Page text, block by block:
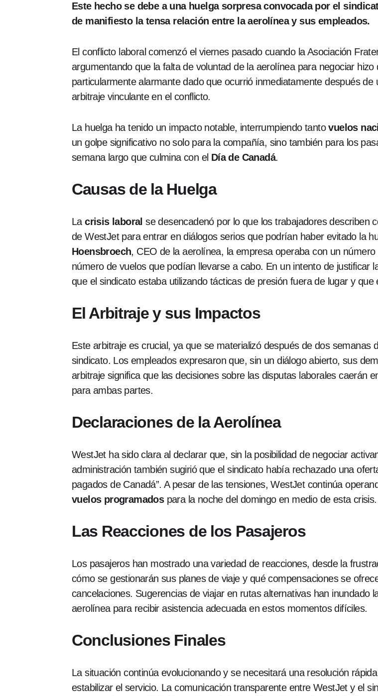
Este hecho se debe a una huelga sorpresa convocada por el
de manifiesto la tensa relación entre la aerolínea y sus empleados.
El conflicto laboral comenzó el viernes pasado cuando la Asociación
argumentando que la falta de voluntad de la aerolínea para negociar
particularmente alarmante dado que ocurrió inmediatamente después
arbitraje vinculante en el conflicto.
La huelga ha tenido un impacto notable, interrumpiendo tantovuelos
un golpe significativo no solo para la compañía, sino también para los
semana largo que culmina con el Día de Canadá.
Causas de la Huelga
Lacrisis laboral se desencadenó por lo que los trabajadores describen
de WestJet para entrar en diálogos serios que podrían haber evitado la
Hoensbroech, CEO de la aerolínea, la empresa operaba con un
número de vuelos que podían llevarse a cabo. En un intento de justificar
que el sindicato estaba utilizando tácticas de presión fuera de lugar y
El Arbitraje y sus Impactos
Este arbitraje es crucial, ya que se materializó después de dos semanas
sindicato. Los empleados expresaron que, sin un diálogo abierto, sus
arbitraje significa que las decisiones sobre las disputas laborales caerán
para ambas partes.
Declaraciones de la Aerolínea
WestJet ha sido clara al declarar que, sin la posibilidad de negociar
administración también sugirió que el sindicato había rechazado una
pagados de Canadá”. A pesar de las tensiones, WestJet continúa
vuelos programadospara la noche del domingo en medio de esta crisis.
Las Reacciones de los Pasajeros
Los pasajeros han mostrado una variedad de reacciones, desde la
cómo se gestionarán sus planes de viaje y qué compensaciones se
cancelaciones. Sugerencias de viajar en rutas alternativas han inundado
aerolínea para recibir asistencia adecuada en estos momentos difíciles.
Conclusiones Finales
La situación continúa evolucionando y se necesitará una resolución
estabilizar el servicio. La comunicación transparente entre WestJet y el